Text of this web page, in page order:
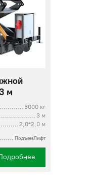
м
3000 кг
3 м
2,0*2,0 м
ПодъемЛифт